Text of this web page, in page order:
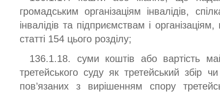
громадським організаціям інвалідів,
інвалідів та підприємствам і
статті 154 цього розділу;
136.1.18. суми коштів або вартість
третейського суду як третейський збір
пов’язаних з вирішенням спору